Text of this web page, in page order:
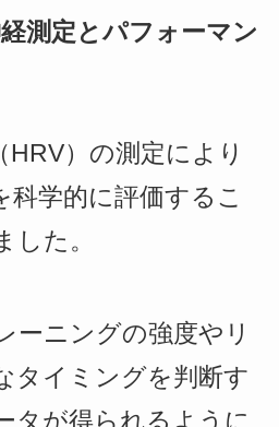
測定とパフォーマン
HRV）の測定により
科学的に評価するこ
した。
ーニングの強度やリ
タイミングを判断す
タが得られるように